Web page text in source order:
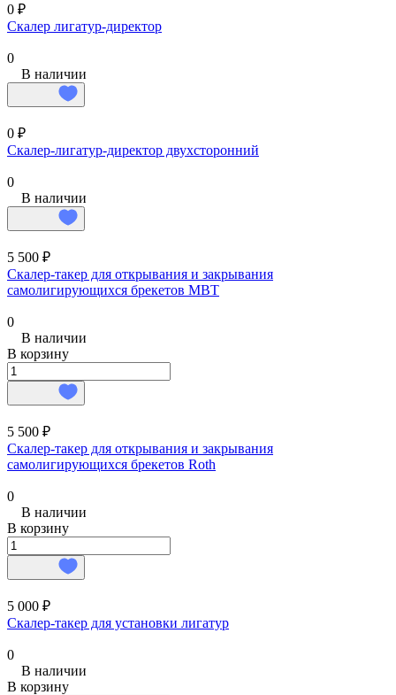
0 ₽
Скалер лигатур-директор
0
В наличии
0 ₽
Скалер-лигатур-директор двухсторонний
0
В наличии
5 500 ₽
Скалер-такер для открывания и закрывания
самолигирующихся брекетов MBT
0
В наличии
В корзину
5 500 ₽
Скалер-такер для открывания и закрывания
самолигирующихся брекетов Roth
0
В наличии
В корзину
5 000 ₽
Скалер-такер для установки лигатур
0
В наличии
В корзину